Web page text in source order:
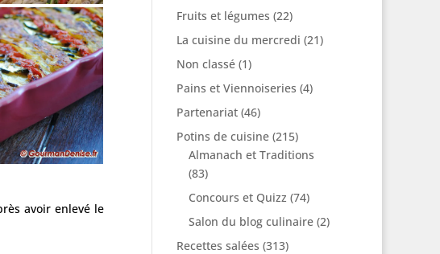
avoir enlevé le
Fruits et légumes (22)
La cuisine du mercredi (21)
Non classé(1)
Pains et Viennoiseries (4)
Partenariat(46)
Potins de cuisine(215)
Almanach et Traditions
(83)
Concours et Quizz (74)
Salon du blog culinaire(2)
Recettes salées (313)